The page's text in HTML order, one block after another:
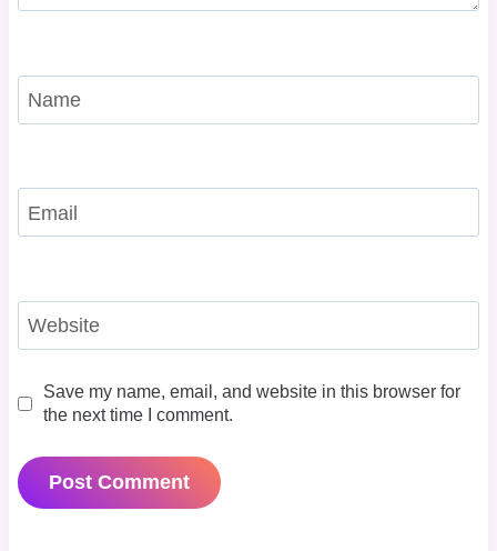
Name
Email
Website
Save my name, email, and website in this browser for
the next time I comment.